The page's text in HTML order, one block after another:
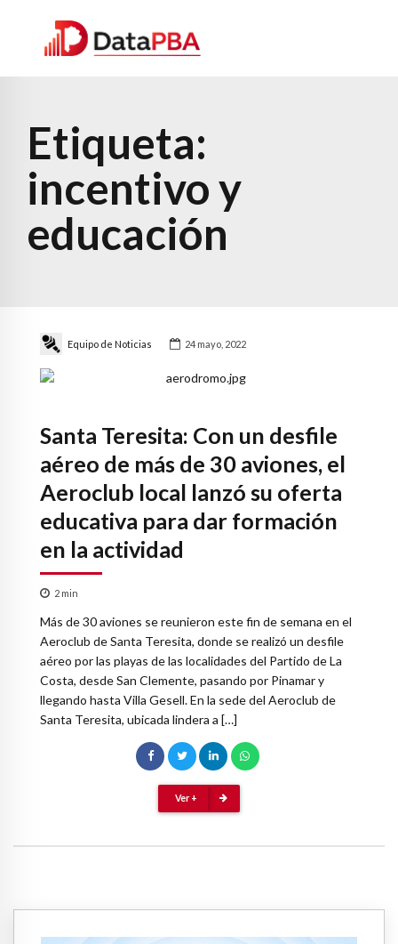
Etiqueta:
incentivo y
educación
Equipo de Noticias 24 mayo, 2022
Santa Teresita: Con un desfile
aéreo de más de 30 aviones, el
Aeroclub local lanzó su oferta
educativa para dar formación
en la actividad
2 min
Más de 30 aviones se reunieron este fin de semana en el
Aeroclub de Santa Teresita, donde se realizó un desfile
aéreo por las playas de las localidades del Partido de La
Costa, desde San Clemente, pasando por Pinamar y
llegando hasta Villa Gesell. En la sede del Aeroclub de
Santa Teresita, ubicada lindera a […]
Ver +